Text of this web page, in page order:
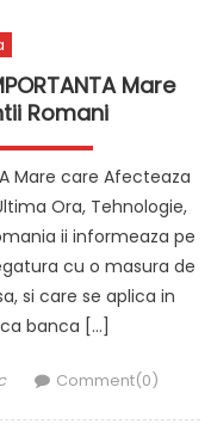
Mare
Romani
Mare care Afecteaza
Ora, Tehnologie,
ii informeaza pe
cu o masura de
si care se aplica in
banca […]
Comment(0)